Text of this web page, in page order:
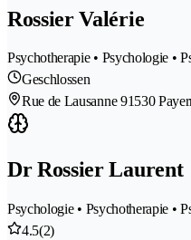
Rossier Valérie
Psychotherapie • Psychologie •
Geschlossen
Rue de Lausanne 91530
Dr Rossier Laurent
Psychologie • Psychotherapie •
4.5(2)